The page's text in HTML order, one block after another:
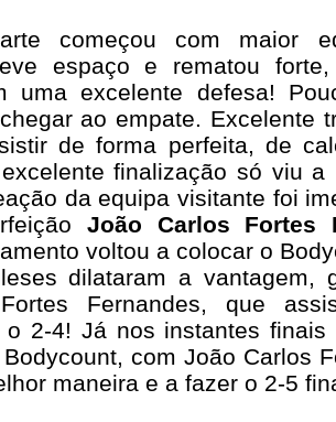
começou com maior
espaço e rematou
uma excelente defesa!
ao empate. Excelente
de forma perfeita, de
finalização só viu
da equipa visitante foi
João Carlos Fortes
voltou a colocar o
dilataram a vantagem,
Fernandes, que
o 2-4! Já nos instantes
com João Carlos
maneira e a fazer o 2-5